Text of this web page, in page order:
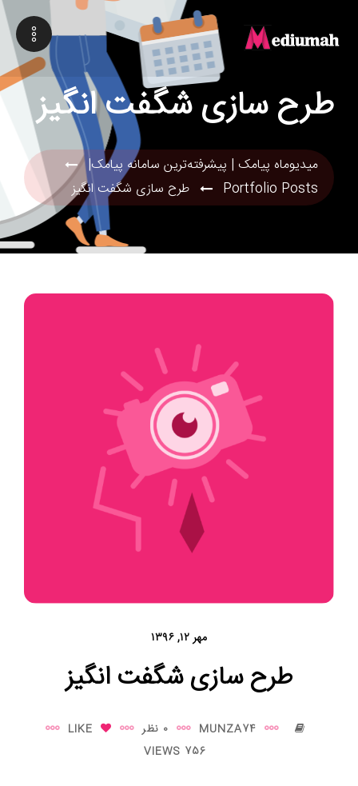
طرح سازی شگفت انگیز
میدیوماه پیامک | پیشرفته‌ترین سامانه پیامک|
Portfolio Posts
طرح سازی شگفت انگیز
مهر ۱۲, ۱۳۹۶
طرح سازی شگفت انگیز
MUNZA74 0 نظر
LIKE
756 VIEWS